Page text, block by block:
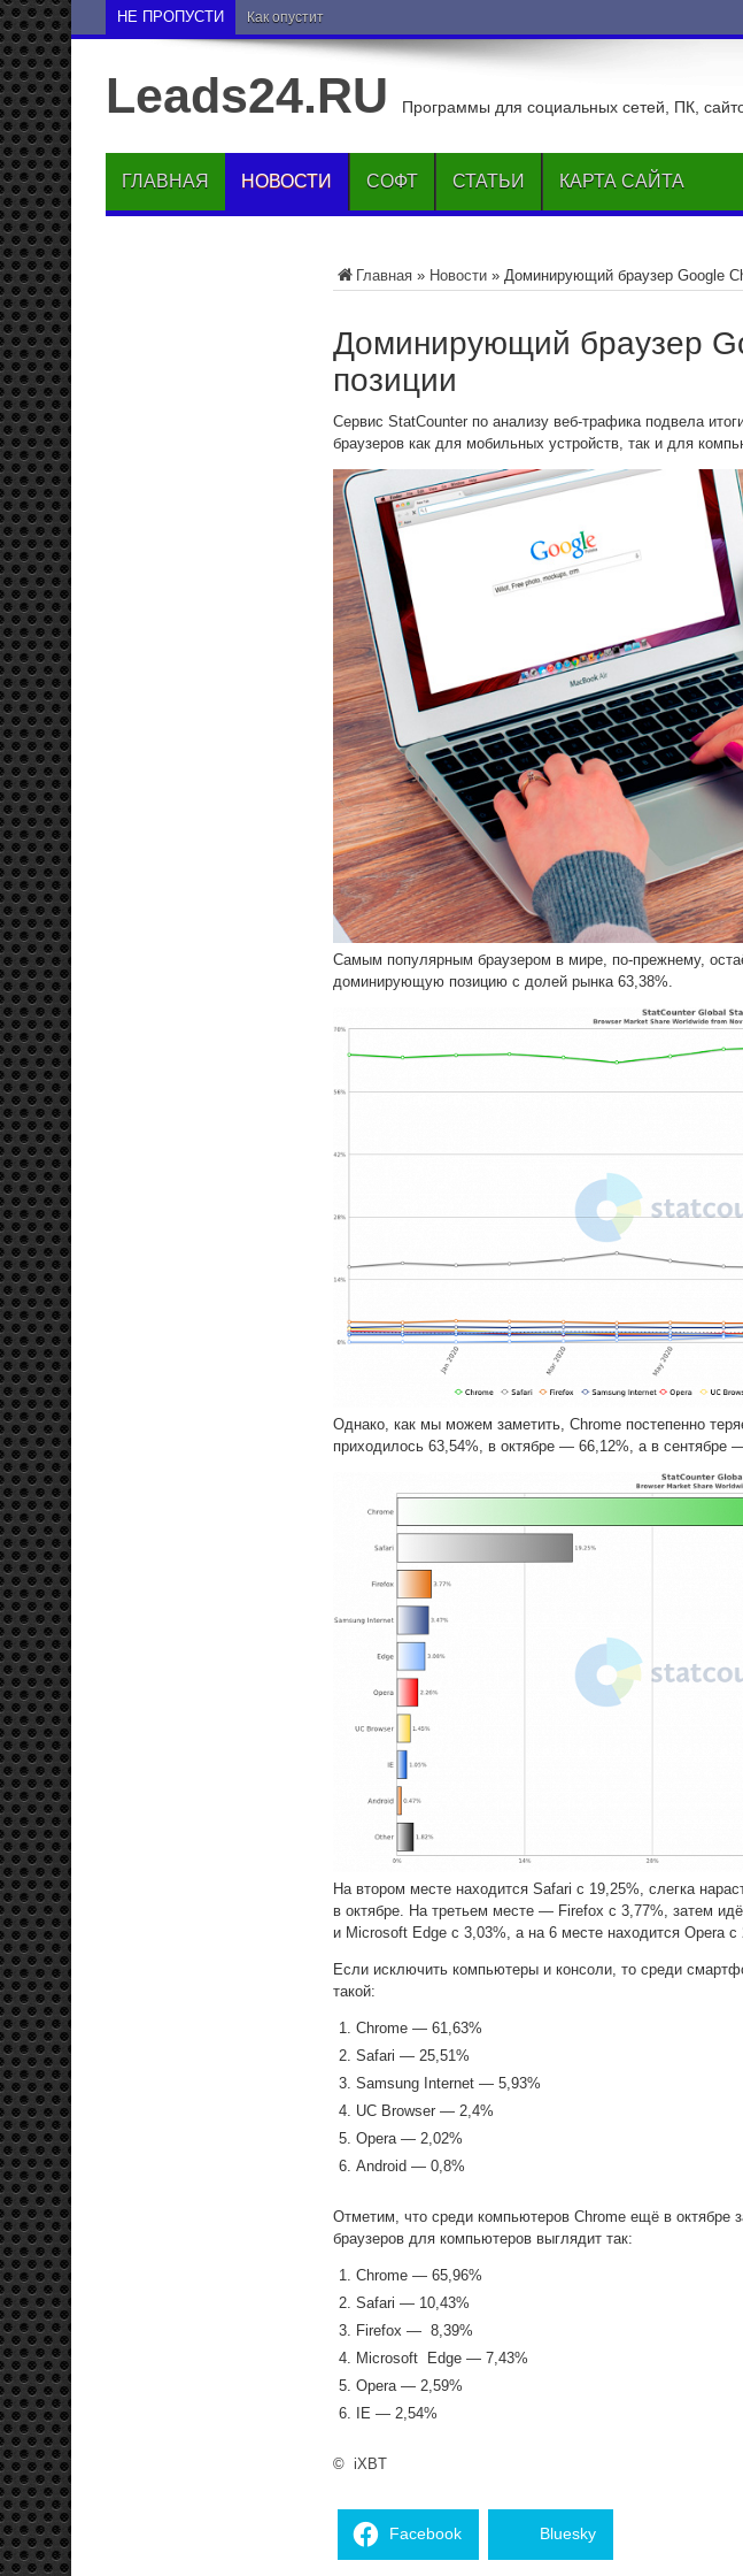
НЕ ПРОПУСТИ Как опустить друга на нижние позиции ВКонтакт
Leads24.RU Программы для социальных сетей, ПК,
ГЛАВНАЯ НОВОСТИ СОФТ СТАТЬИ КАРТА САЙТА
Главная » Новости » Доминирующий браузер Google
Доминирующий браузер
позиции
Сервис StatCounter по анализу веб-трафика подвела
браузеров как для мобильных устройств, так и для
Самым популярным браузером в мире, по-прежнему,
доминирующую позицию с долей рынка 63,38%.
Однако, как мы можем заметить, Chrome постепенно
приходилось 63,54%, в октябре — 66,12%, а в сентябре
На втором месте находится Safari с 19,25%, слегка
в октябре. На третьем месте — Firefox с 3,77%, затем
и Microsoft Edge с 3,03%, а на 6 месте находится Opera с
Если исключить компьютеры и консоли, то среди
такой:
Chrome — 61,63%
Safari — 25,51%
Samsung Internet — 5,93%
UC Browser — 2,4%
Opera — 2,02%
Android — 0,8%
Отметим, что среди компьютеров Chrome ещё в октябре
браузеров для компьютеров выглядит так:
Chrome — 65,96%
Safari — 10,43%
Firefox — 8,39%
Microsoft Edge — 7,43%
Opera — 2,59%
IE — 2,54%
© iXBT
Facebook Bluesky